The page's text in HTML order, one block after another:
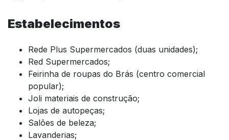
Estabelecimentos
Rede Plus Supermercados (duas unidades);
Red Supermercados;
Feirinha de roupas do Brás (centro comercial
popular);
Joli materiais de construção;
Lojas de autopeças;
Salões de beleza;
Lavanderias;